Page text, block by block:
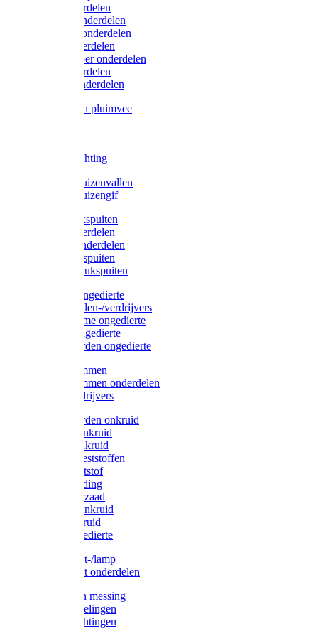
Eider onderdelen
Heiniger onderdelen
Constanta onderdelen
Moser onderdelen
Farm Clipper onderdelen
Oster onderdelen
TailWell onderdelen
Voerbakken pluimvee
LED verlichting
Ratten / Muizenvallen
Ratten / Muizengif
Gloria drukspuiten
Gloria onderdelen
Gardena onderdelen
Dario drukspuiten
Gardena drukspuiten
Diversen ongedierte
Insectenvallen-/verdrijvers
Protect Home ongedierte
Solabiol ongedierte
Protect Garden ongedierte
Mollenklemmen
Mollenklemmen onderdelen
Mollenverdrijvers
Protect Garden onkruid
Diversen onkruid
Solabiol onkruid
Solabiol meststoffen
Pokon meststof
Pokon voeding
Pokon graszaad
Roundup onkruid
Pokon onkruid
Pokon ongedierte
Vliegenkast-/lamp
Vliegenkast onderdelen
Zuigkorven messing
Geka koppelingen
Geka afdichtingen